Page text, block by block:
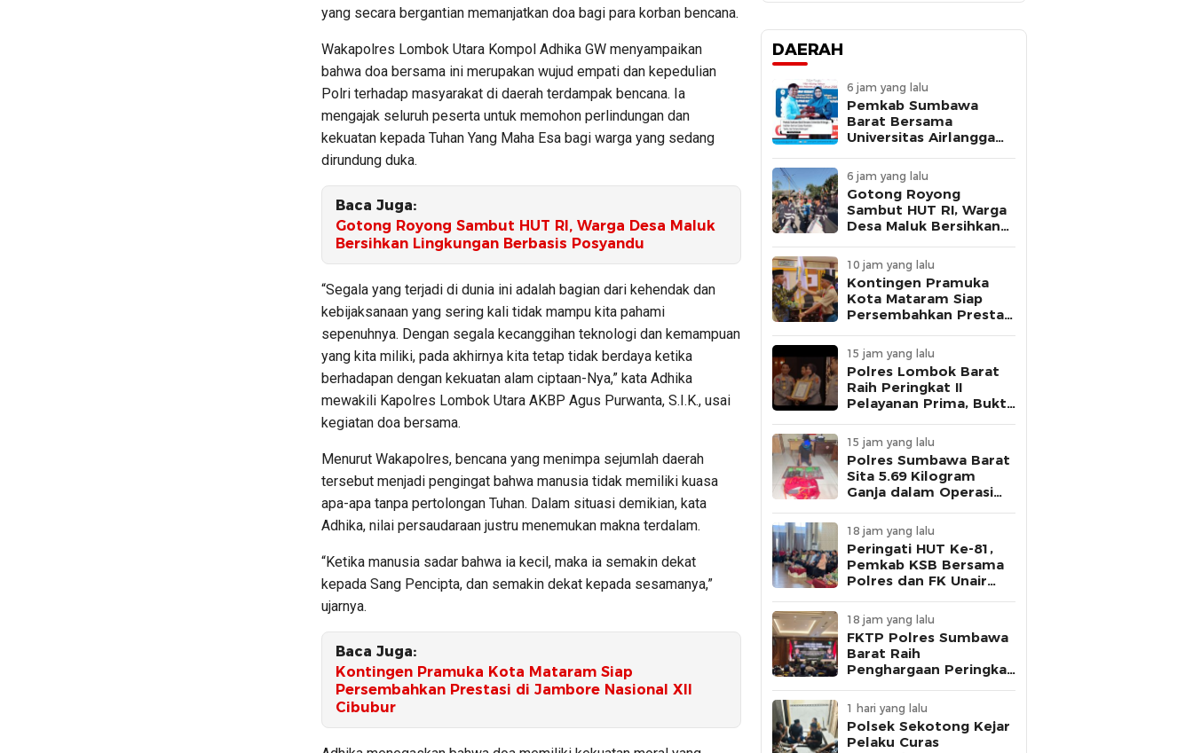
yang secara bergantian memanjatkan doa bagi para korban bencana.
Wakapolres Lombok Utara Kompol Adhika GW menyampaikan
bahwa doa bersama ini merupakan wujud empati dan kepedulian
Polri terhadap masyarakat di daerah terdampak bencana. Ia
mengajak seluruh peserta untuk memohon perlindungan dan
kekuatan kepada Tuhan Yang Maha Esa bagi warga yang sedang
dirundung duka.
Baca Juga:
Gotong Royong Sambut HUT RI, Warga Desa Maluk
Bersihkan Lingkungan Berbasis Posyandu
“Segala yang terjadi di dunia ini adalah bagian dari kehendak dan
kebijaksanaan yang sering kali tidak mampu kita pahami
sepenuhnya. Dengan segala kecanggihan teknologi dan kemampuan
yang kita miliki, pada akhirnya kita tetap tidak berdaya ketika
berhadapan dengan kekuatan alam ciptaan-Nya,” kata Adhika
mewakili Kapolres Lombok Utara AKBP Agus Purwanta, S.I.K., usai
kegiatan doa bersama.
Menurut Wakapolres, bencana yang menimpa sejumlah daerah
tersebut menjadi pengingat bahwa manusia tidak memiliki kuasa
apa-apa tanpa pertolongan Tuhan. Dalam situasi demikian, kata
Adhika, nilai persaudaraan justru menemukan makna terdalam.
“Ketika manusia sadar bahwa ia kecil, maka ia semakin dekat
kepada Sang Pencipta, dan semakin dekat kepada sesamanya,”
ujarnya.
Baca Juga:
Kontingen Pramuka Kota Mataram Siap
Persembahkan Prestasi di Jambore Nasional XII
Cibubur
DAERAH
6 jam yang lalu
Pemkab Sumbawa
Barat Bersama
Universitas Airlangga
Edukasi Kesehatan
Seribu Hari Pertama
Kehidupan
6 jam yang lalu
Gotong Royong
Sambut HUT RI, Warga
Desa Maluk Bersihkan
Posyandu
10 jam yang lalu
Kontingen Pramuka
Kota Mataram Siap
Persembahkan Prestasi
Cibubur
15 jam yang lalu
Polres Lombok Barat
Raih Peringkat II
Pelayanan Prima, Bukti
Masyarakat
15 jam yang lalu
Polres Sumbawa Barat
Sita 5.69 Kilogram
Ganja dalam Operasi
Seorang Pria Ditangkap
18 jam yang lalu
Peringati HUT Ke-81,
Pemkab KSB Bersama
Polres dan FK Unair
Kesehatan “1000 Hari
Pertama Kehidupan”
18 jam yang lalu
FKTP Polres Sumbawa
Barat Raih
Penghargaan Peringkat
Saat Rakernis
Biddokkes 2026
1 hari yang lalu
Polsek Sekotong Kejar
Pelaku Curas